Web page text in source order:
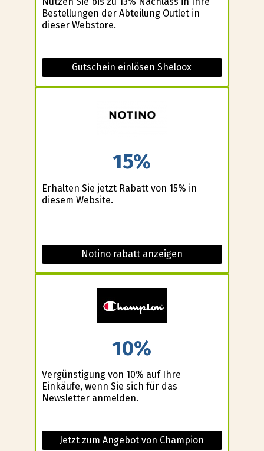
Bestellungen der Abteilung Outlet in
dieser Webstore.
Gutschein einlösen Sheloox
15%
Erhalten Sie jetzt Rabatt von 15% in
diesem Website.
Notino rabatt anzeigen
10%
Vergünstigung von 10% auf Ihre
Einkäufe, wenn Sie sich für das
Newsletter anmelden.
Jetzt zum Angebot von Champion